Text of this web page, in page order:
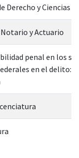
Derecho y Ciencias
y Actuario
penal en los
en el delito: